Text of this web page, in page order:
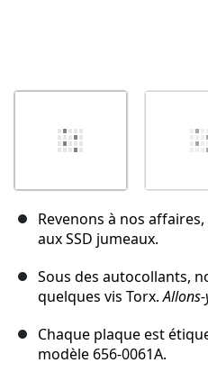
Revenons à nos
aux SSD jumeaux.
Sous des autocollants,
quelques vis Torx.Allons-
Chaque plaque est
modèle 656-0061A.